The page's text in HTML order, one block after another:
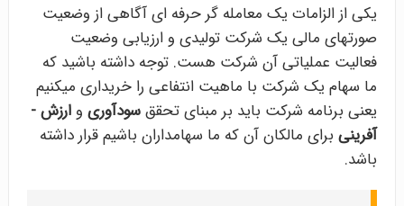
یکی از الزامات یک معامله­ گر حرفه­ ای آگاهی از وضعیت
صورت­های مالی یک شرکت تولیدی و ارزیابی وضعیت
فعالیت عملیاتی آن شرکت هست. توجه داشته باشید که
ما سهام یک شرکت با ماهیت انتفاعی را خریداری می­کنیم
یعنی برنامه شرکت باید بر مبنای تحققسودآوریوارزش ­
آفرینیبرای مالکان آن که ما سهامداران باشیم قرار داشته
باشد.